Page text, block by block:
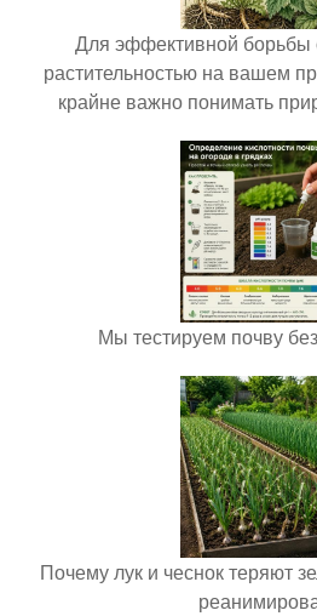
Для эффективной борьбы
растительностью на вашем
крайне важно понимать
Мы тестируем почву
Почему лук и чеснок теряют